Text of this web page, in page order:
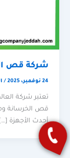
شركة قص
24 نوفمبر، 2025 /
تعتبر شركة
قص الخرسانة
أحدث الأجهزة […]